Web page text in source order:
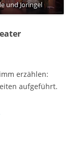
und Joringel
erzählen:
aufgeführt.